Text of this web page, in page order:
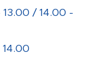
/ 14.00 -